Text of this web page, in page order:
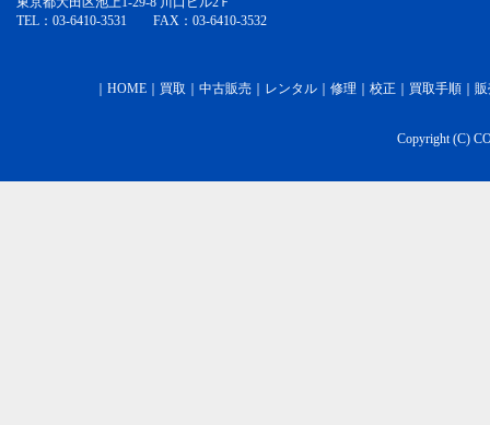
TEL：03-6410-3531 FAX：03-6410-3532
HOME 買取 中古販売 レンタル 修理 校正 買取手順
Copyright (C)